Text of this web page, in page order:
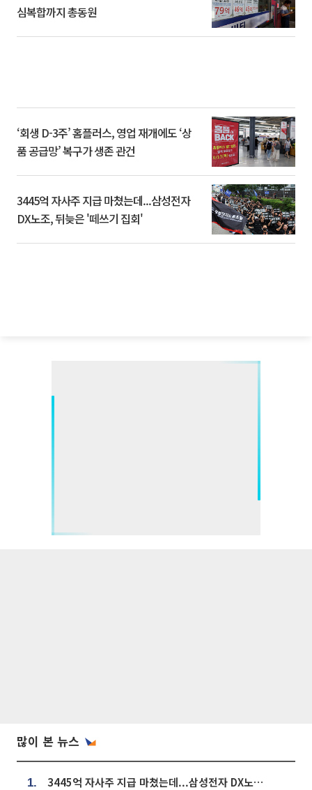
심복합까지 총동원
‘회생 D-3주’ 홈플러스, 영업 재개에도 ‘상
품 공급망’ 복구가 생존 관건
3445억 자사주 지급 마쳤는데...삼성전자
DX노조, 뒤늦은 '떼쓰기 집회'
많이 본 뉴스
1. 3445억 자사주 지급 마쳤는데...삼성전자 DX노조, 뒤늦은 '떼쓰기 집회'